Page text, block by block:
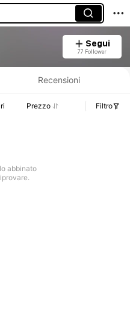
Segui
77 Follower
Recensioni
Prezzo Filtro
abbinato